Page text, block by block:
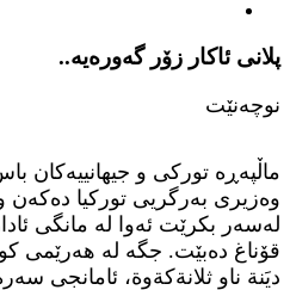
پلانى ئاكار زۆر گه‌وره‌یه‌..
نوچه‌نێت
ماڵپه‌ڕه‌ توركى و جیهانییه‌كان
وه‌زیرى به‌رگريى توركیا ده‌كه‌ن
له‌سه‌ر بكرێت ئه‌وا له‌ مانگى
قۆناغ ده‌بێت. جگه‌ له‌ هه‌رێمى
ديَنة ناو ثلانةكةوة، ئامانجى